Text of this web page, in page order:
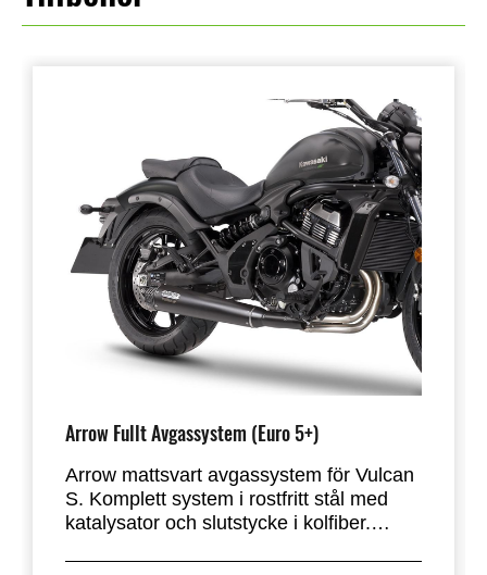
Arrow Fullt Avgassystem (Euro 5+)
Arrow mattsvart avgassystem för Vulcan
S. Komplett system i rostfritt stål med
katalysator och slutstycke i kolfiber.